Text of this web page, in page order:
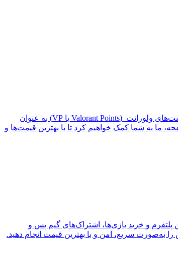
اگر شما هم از طرفداران بازی ولورانت هستید و به دنبال خرید پوینت ولورانت برای ارتقاء تجربه بازی خود می‌گردید، مطمئناً به خوبی می‌دانید که پوینت‌های ولورانت (Valorant Points یا VP) به عنوان
ما به شما کمک خواهیم کرد تا با بهترین قیمت‌ها و
پلتفرم و خرید بازی‌ها، اشتراک‌های گیم پس و
سریع، امن و با بهترین قیمت انجام دهید.